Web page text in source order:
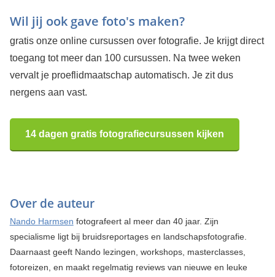
Wil jij ook gave foto's maken?
gratis onze online cursussen over fotografie. Je krijgt direct
toegang tot meer dan 100 cursussen. Na twee weken
vervalt je proeflidmaatschap automatisch. Je zit dus
nergens aan vast.
14 dagen gratis fotografiecursussen kijken
Over de auteur
Nando Harmsen fotografeert al meer dan 40 jaar. Zijn
specialisme ligt bij bruidsreportages en landschapsfotografie.
Daarnaast geeft Nando lezingen, workshops, masterclasses,
fotoreizen, en maakt regelmatig reviews van nieuwe en leuke